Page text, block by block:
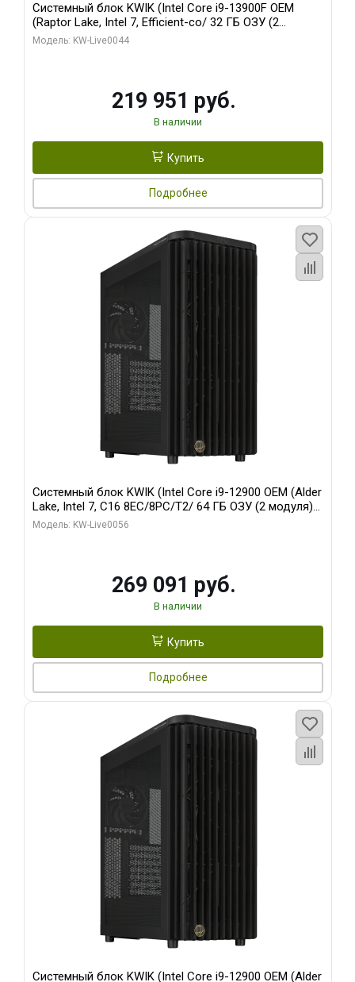
Системный блок KWIK (Intel Core i9-13900F OEM
(Raptor Lake, Intel 7, Efficient-co/ 32 ГБ ОЗУ (2
модуля)/ Gigabyte RTX5070Ti AERO OC 16GB GDDR7
Модель: KW-Live0044
219 951 руб.
В наличии
Купить
Подробнее
Системный блок KWIK (Intel Core i9-12900 OEM (Alder
Lake, Intel 7, C16 8EC/8PC/T2/ 64 ГБ ОЗУ (2 модуля)/
Palit RTX5080 INFINITY 3 OC 16GB GDDR7 256bit 3xDP
Модель: KW-Live0056
269 091 руб.
В наличии
Купить
Подробнее
Системный блок KWIK (Intel Core i9-12900 OEM (Alder